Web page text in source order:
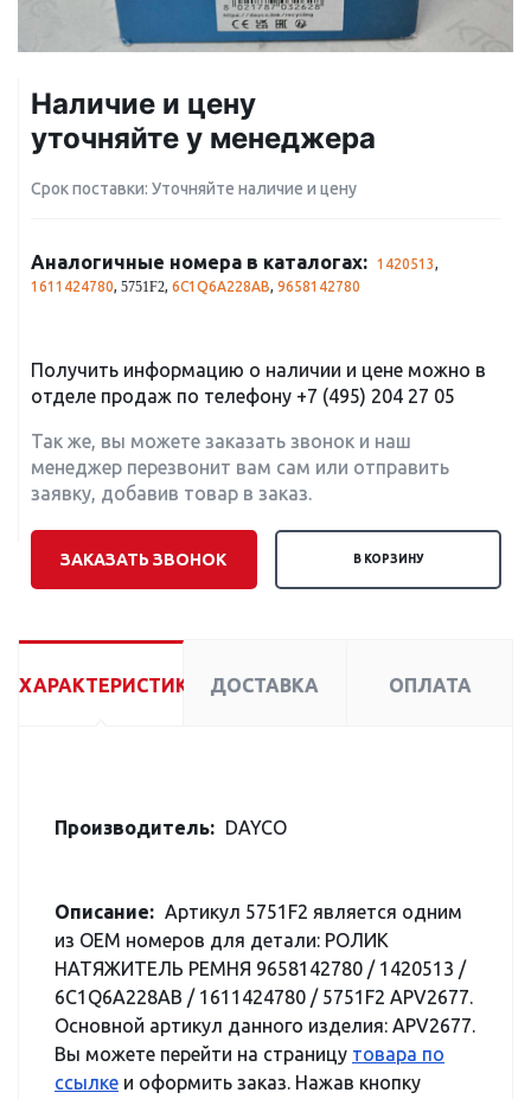
Наличие и цену
уточняйте у менеджера
Срок поставки: Уточняйте наличие и цену
Аналогичные номера в каталогах: 1420513,
1611424780, 5751F2, 6C1Q6A228AB, 9658142780
Получить информацию о наличии и цене можно в
отделе продаж по телефону +7 (495) 204 27 05
Так же, вы можете заказать звонок и наш
менеджер перезвонит вам сам или отправить
заявку, добавив товар в заказ.
ЗАКАЗАТЬ ЗВОНОК В КОРЗИНУ
ХАРАКТЕРИСТИКИ ДОСТАВКА ОПЛАТА
Производитель: DAYCO
Описание: Артикул 5751F2 является одним
из OEM номеров для детали: РОЛИК
НАТЯЖИТЕЛЬ РЕМНЯ 9658142780 / 1420513 /
6C1Q6A228AB / 1611424780 / 5751F2 APV2677.
Основной артикул данного изделия: APV2677.
Вы можете перейти на страницу товара по
ссылке и оформить заказ. Нажав кнопку